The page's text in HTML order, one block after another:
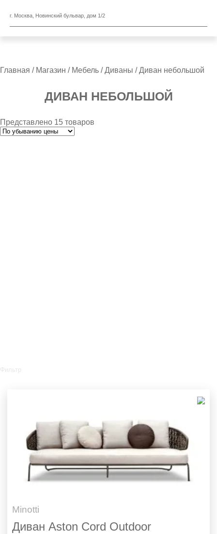
г. Москва, Новинский бульвар, дом 1/2
Главная / Магазин / Мебель /Диваны / Диван небольшой
ДИВАН НЕБОЛЬШОЙ
Представлено 15 товаров
Фильтр
Minotti
Диван Aston Cord Outdoor